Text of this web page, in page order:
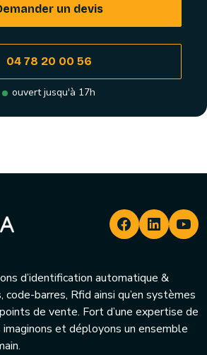
un devis
04 78 20 00 56
ouvert jusqu'à 17h
d’identification automatique &
barres, Rfid ainsi qu’en systèmes
de vente. Fort d’une expertise de
et déployons un ensemble